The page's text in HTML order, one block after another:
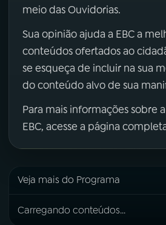
meio das Ouvidorias.
Sua opinião ajuda a EBC a
conteúdos ofertados ao
se esqueça de incluir na sua
do conteúdo alvo de sua
Para mais informações sobre
EBC, acesse a página
Veja mais do Programa
Carregando conteúdos...